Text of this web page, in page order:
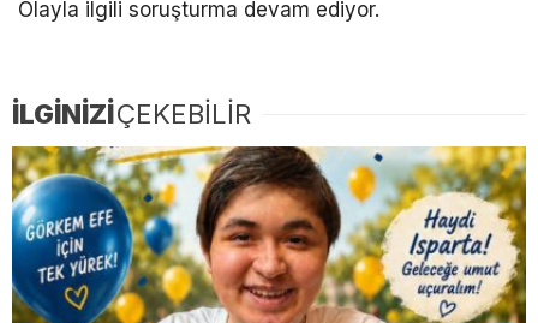
Olayla ilgili soruşturma devam ediyor.
İLGİNİZİÇEKEBİLİR